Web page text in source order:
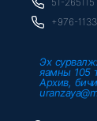
f
+976-
Эх
яамны 105
Архив,